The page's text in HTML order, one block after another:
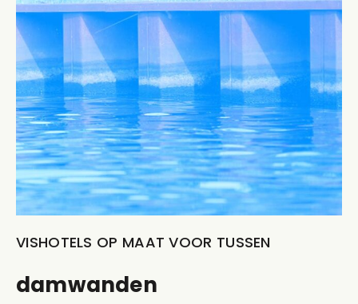
VISHOTELS OP MAAT VOOR TUSSEN
damwanden